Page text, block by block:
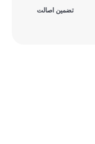
تضمین اصالت